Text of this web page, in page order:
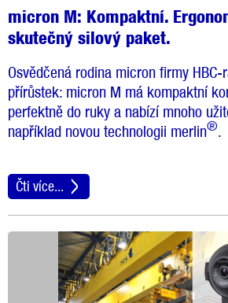
micron M: Kompaktní.
skutečný silový paket.
Osvědčená rodina micron firmy
přírůstek: micron M má kompaktní
perfektně do ruky a nabízí mnoho
například novou technologii merlin®.
Čti více...